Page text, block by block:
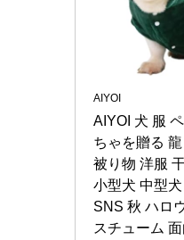
AIYOI
AIYOI 犬 服
ちゃを贈る
被り物 洋服
小型犬 中型
SNS 秋 ハロ
スチューム